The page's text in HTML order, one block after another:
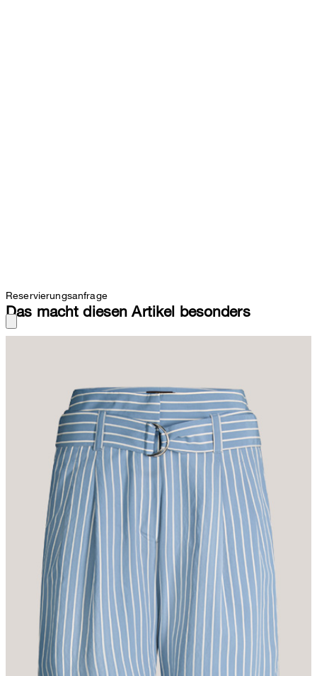
Reservierungsanfrage
Das macht diesen Artikel besonders
Viskosemischung. Der hohe Bund mit Gürtel und doppelter D-
Schließe setzt einen stilvollen Akzent und sorgt für den optimalen
Sitz. Nahtverdeckte Taschen sowie das Duo aus Haken und
Zipper heben den Look hervor, während fixierte Umschläge an
den Abschlüssen das harmonische Finish verleihen.